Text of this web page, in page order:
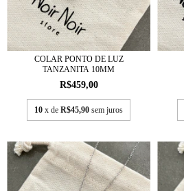
COLAR PONTO DE LUZ
TANZANITA 10MM
R$459,00
10 x de R$45,90 sem juros